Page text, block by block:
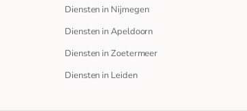
Diensten in Nijmegen
Diensten in Apeldoorn
Diensten in Zoetermeer
Diensten in Leiden